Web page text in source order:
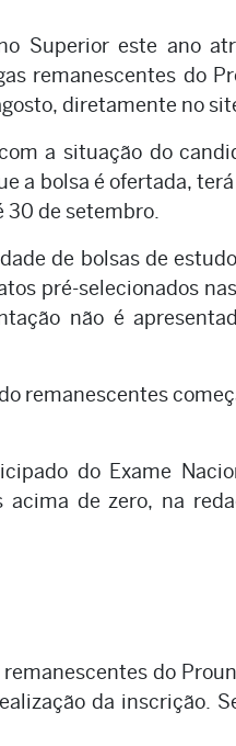
Superior este ano
remanescentes do
diretamente no
a situação do
a bolsa é ofertada, terá
de setembro.
de bolsas de
pré-selecionados
não é
remanescentes
do Exame
de zero, na
do
da inscrição.